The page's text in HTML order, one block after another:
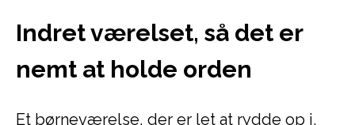
Indret værelset, så det er
nemt at holde orden
Et børneværelse, der er let at rydde op i,